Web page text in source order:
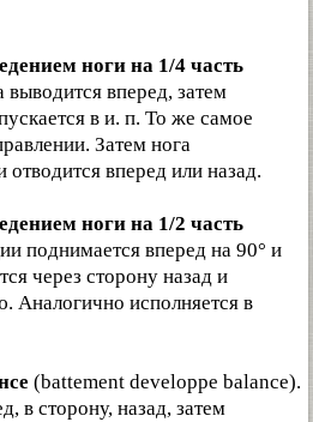
ноги на 1/4 часть
вперед, затем
в и. п. То же самое
Затем нога
вперед или назад.
ноги на 1/2 часть
поднимается вперед на 90° и
через сторону назад и
Аналогично исполняется в
(battement developpe balance).
в сторону, назад, затем